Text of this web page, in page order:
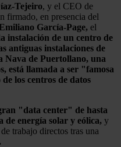
Tejeiro, y el CEO de
firmado, en presencia del
García-Page, el
a instalación de un centro de
antiguas instalaciones de
Nava de Puertollano, una
está llamada a ser "famosa
los centros de datos
"data center" de hasta
de energía solar y eólica, y
trabajo directos tras una